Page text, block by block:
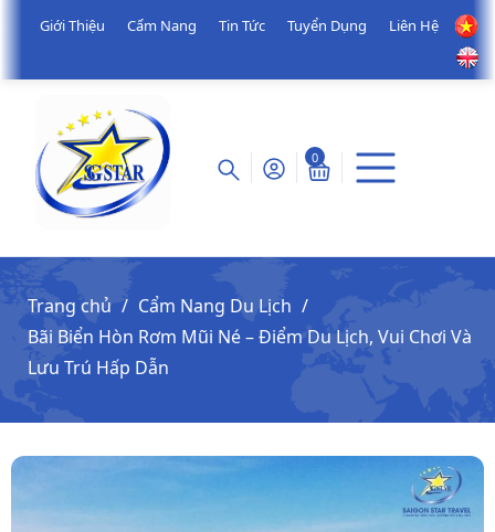
Giới Thiệu Cẩm Nang Tin Tức Tuyển Dụng Liên Hệ
0
Trang chủ
Cẩm Nang Du Lịch
Bãi Biển Hòn Rơm Mũi Né – Điểm Du Lịch, Vui Chơi Và
Lưu Trú Hấp Dẫn